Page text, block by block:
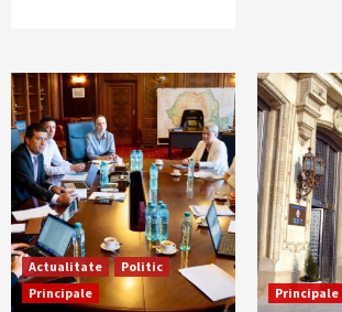
Actualitate
Politic
Principale
Principale